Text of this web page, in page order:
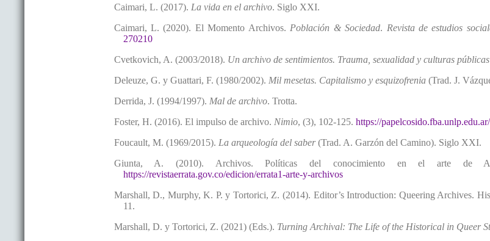
Caimari, L. (2017). La vida en el archivo. Siglo XXI.
Caimari, L. (2020). El Momento Archivos. Población & Sociedad. Revista de estudios
270210
Cvetkovich, A. (2003/2018). Un archivo de sentimientos. Trauma, sexualidad y culturas
Deleuze, G. y Guattari, F. (1980/2002). Mil mesetas. Capitalismo y esquizofrenia(Trad. J.
Derrida, J. (1994/1997). Mal de archivo. Trotta.
Foster, H. (2016). El impulso de archivo. Nimio, (3), 102-125. https://
Foucault, M. (1969/2015). La arqueología del saber(Trad. A. Garzón del Camino). Siglo XXI.
Giunta, A. (2010). Archivos. Políticas del conocimiento en el arte de
https://revistaerrata.gov.co/edicion/errata1-arte-y-archivos
Marshall, D., Murphy, K. P. y Tortorici, Z. (2014). Editor’s Introduction: Queering Archives.
11.
Marshall, D. y Tortorici, Z. (2021) (Eds.). Turning Archival: The Life of the Historical in Queer